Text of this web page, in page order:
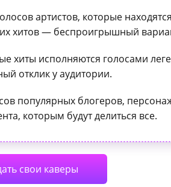
артистов, которые
хитов — беспроигрышный
хиты исполняются голосами
отклик у аудитории.
популярных блогеров,
которым будут делиться все.
свои каверы